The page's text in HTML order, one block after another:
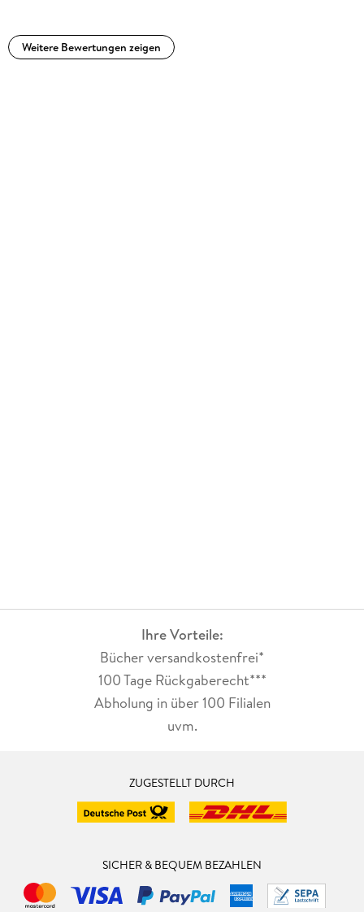
Weitere Bewertungen zeigen
Ihre Vorteile:
Bücher versandkostenfrei*
100 Tage Rückgaberecht***
Abholung in über 100 Filialen
uvm.
ZUGESTELLT DURCH
SICHER & BEQUEM BEZAHLEN